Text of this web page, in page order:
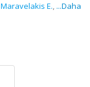
Maravelakis E., ...Daha